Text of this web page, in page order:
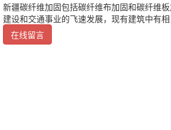
新疆碳纤维加固包括碳纤维布加固和碳纤维
建设和交通事业的飞速发展，现有建筑中有
在线留言